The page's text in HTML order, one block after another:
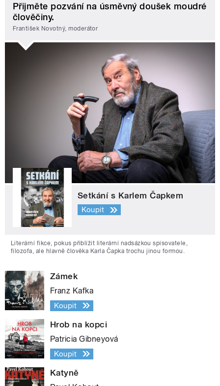
Přijměte pozvání na úsměvný doušek moudré
člověčiny.
František Novotný, moderátor
Setkání s Karlem Čapkem
Koupit
Literární fikce, pokus přiblížit literární nadsázkou spisovatele,
filozofa, ale hlavně člověka Karla Čapka trochu jinou formou.
Zámek
Franz Kafka
Koupit
Hrob na kopci
Patricia Gibneyová
Koupit
Katyně